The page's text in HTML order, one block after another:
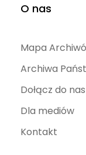
O nas
Mapa
Archiwa
Dołącz do nas
Dla mediów
Kontakt